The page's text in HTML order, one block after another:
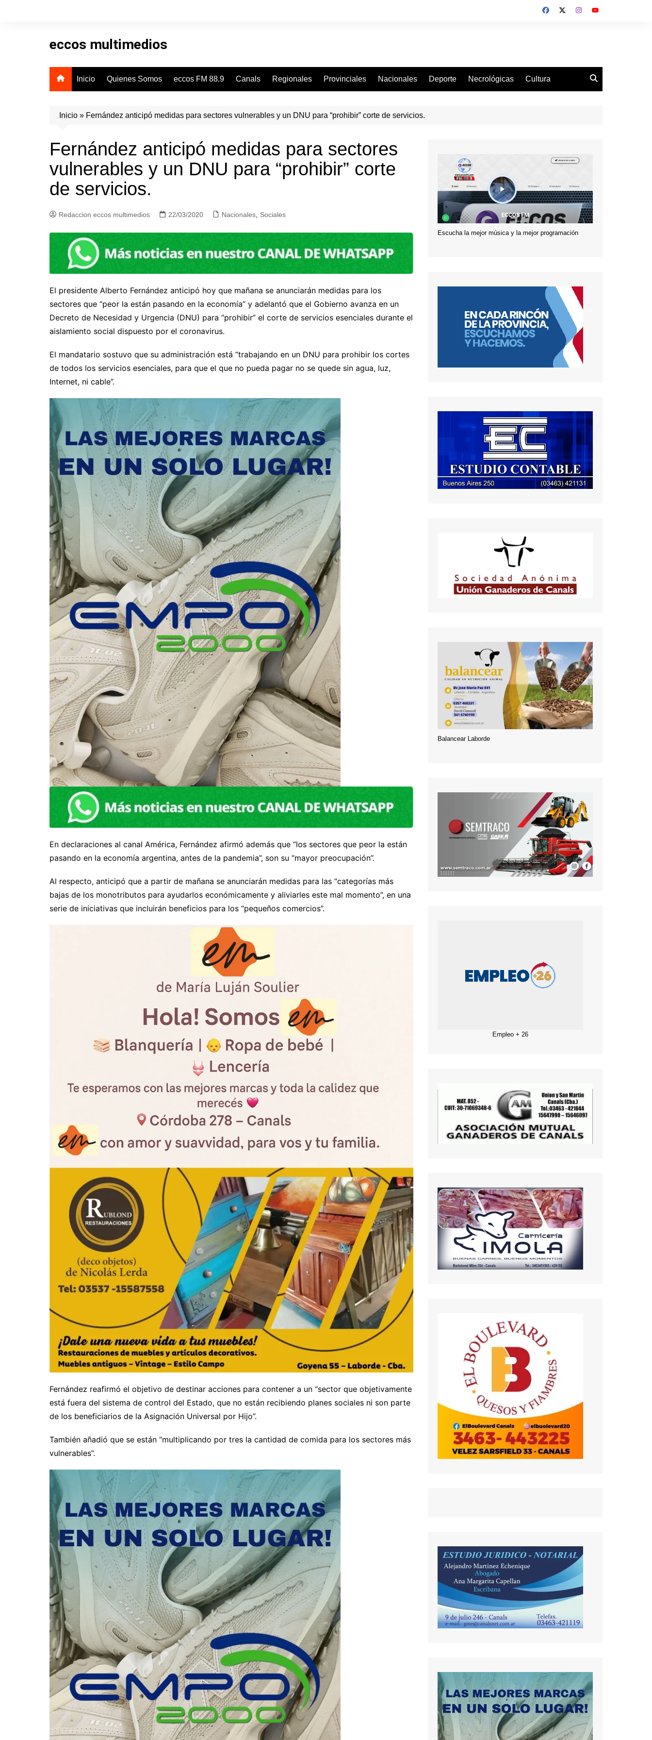
eccos multimedios
Inicio Quienes Somos eccos FM 88.9 Canals Regionales Provinciales Nacionales Deporte Necrológicas Cultura
Inicio » Fernández anticipó medidas para sectores vulnerables y un DNU para “prohibir” corte de servicios.
Fernández anticipó medidas para sectores
vulnerables y un DNU para “prohibir” corte
de servicios.
Redaccion eccos multimedios 22/03/2020 Nacionales Sociales
El presidente Alberto Fernández anticipó hoy que mañana se anunciarán medidas para los
sectores que “peor la están pasando en la economía” y adelantó que el Gobierno avanza en un
Decreto de Necesidad y Urgencia (DNU) para “prohibir” el corte de servicios esenciales durante el
aislamiento social dispuesto por el coronavirus.
El mandatario sostuvo que su administración está “trabajando en un DNU para prohibir los cortes
de todos los servicios esenciales, para que el que no pueda pagar no se quede sin agua, luz,
Internet, ni cable”.
En declaraciones al canal América, Fernández afirmó además que “los sectores que peor la están
pasando en la economía argentina, antes de la pandemia”, son su “mayor preocupación”.
Al respecto, anticipó que a partir de mañana se anunciarán medidas para las “categorías más
bajas de los monotributos para ayudarlos económicamente y aliviarles este mal momento”, en una
serie de iniciativas que incluirán beneficios para los “pequeños comercios”.
Fernández reafirmó el objetivo de destinar acciones para contener a un “sector que objetivamente
está fuera del sistema de control del Estado, que no están recibiendo planes sociales ni son parte
de los beneficiarios de la Asignación Universal por Hijo”.
También añadió que se están “multiplicando por tres la cantidad de comida para los sectores más
vulnerables”.
Escucha la mejor música y la mejor programación
Balancear Laborde
Empleo + 26